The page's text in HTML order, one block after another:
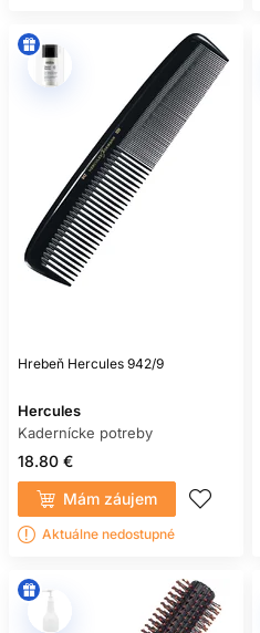
Hrebeň Hercules 942/9
Hercules
Kadernícke potreby
18.80 €
Mám záujem
Aktuálne nedostupné